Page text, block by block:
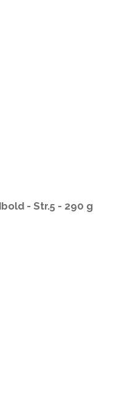
- Str.5 - 290 g